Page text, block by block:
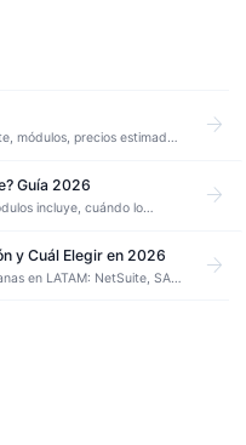
módulos, precios estimados
arrow_forward
Guía 2026
incluye, cuándo lo
arrow_forward
y Cuál Elegir en 2026
en LATAM: NetSuite, SAP,
arrow_forward